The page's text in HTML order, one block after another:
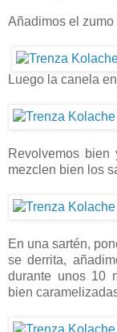
Añadimos el
Luego la canela
Revolvemos
mezclen bien los
En una sartén,
se derrita,
durante unos 10
bien